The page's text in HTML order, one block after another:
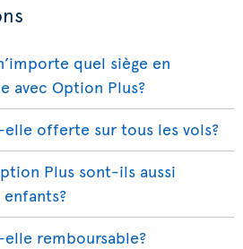
quel siège en
avec Option Plus?
offerte sur tous les vols?
Plus sont-ils aussi
remboursable?